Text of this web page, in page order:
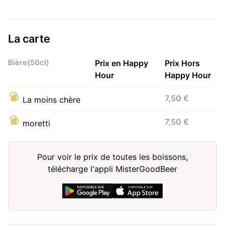
La carte
Bière(50cl)
Prix en Happy
Hour
Prix Hors
Happy Hour
La moins chère 7,50 €
moretti 7,50 €
Pour voir le prix de toutes les boissons,
télécharge l'appli MisterGoodBeer